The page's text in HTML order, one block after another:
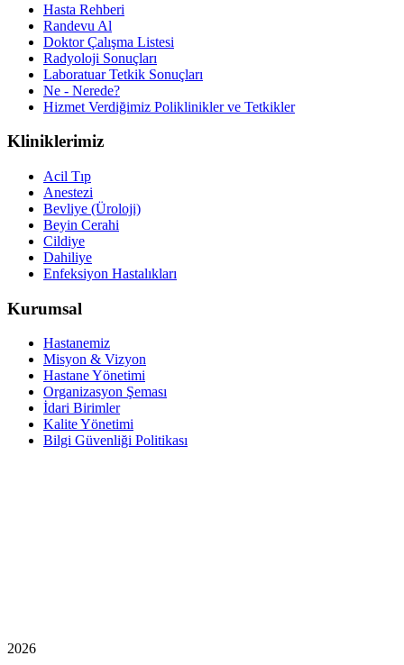
Hasta Rehberi
Randevu Al
Doktor Çalışma Listesi
Radyoloji Sonuçları
Laboratuar Tetkik Sonuçları
Ne - Nerede?
Hizmet Verdiğimiz Poliklinikler ve Tetkikler
Kliniklerimiz
Acil Tıp
Anestezi
Bevliye (Üroloji)
Beyin Cerahi
Cildiye
Dahiliye
Enfeksiyon Hastalıkları
Kurumsal
Hastanemiz
Misyon & Vizyon
Hastane Yönetimi
Organizasyon Şeması
İdari Birimler
Kalite Yönetimi
Bilgi Güvenliği Politikası
2026